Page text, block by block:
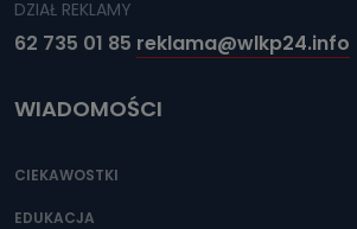
DZIAŁ REKLAMY
62 735 01 85 reklama@wlkp24.info
WIADOMOŚCI
CIEKAWOSTKI
EDUKACJA